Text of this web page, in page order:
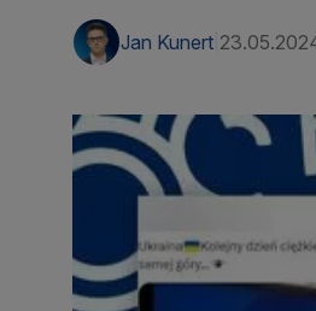
Jan Kunert